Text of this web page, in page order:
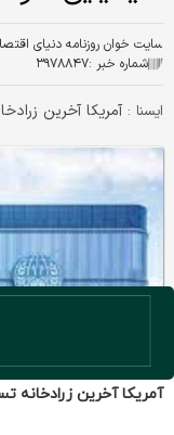
آمریکا آخرین زرادخانه